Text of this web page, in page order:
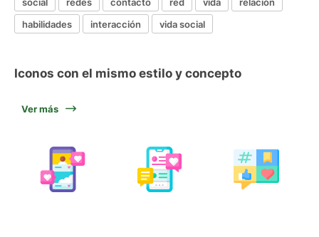
habilidades
interacción vida social
Iconos con el mismo estilo y concepto
Ver más